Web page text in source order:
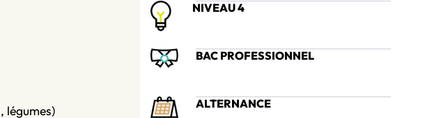
légumes)
NIVEAU 4
BAC PROFESSIONNEL
ALTERNANCE